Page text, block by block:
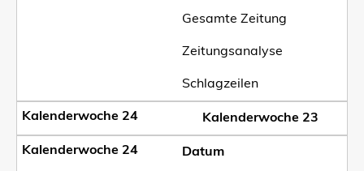
Gesamte Zeitung
Zeitungsanalyse
Schlagzeilen
Kalenderwoche 23
Datum